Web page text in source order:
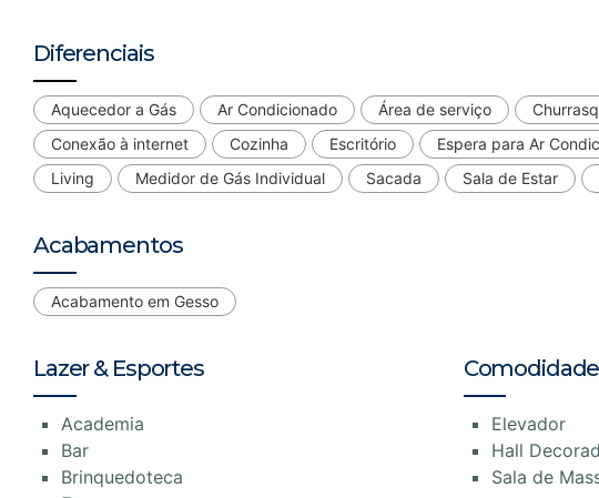
Diferenciais
Aquecedor a Gás Ar Condicionado Área de serviço
Conexão à internet
Cozinha Escritório Espera para Ar
Living
Medidor de Gás Individual Sacada Sala de Estar
Acabamentos
Acabamento em Gesso
Lazer & Esportes
Academia
Bar
Brinquedoteca
Elevador
Hall
Sala de